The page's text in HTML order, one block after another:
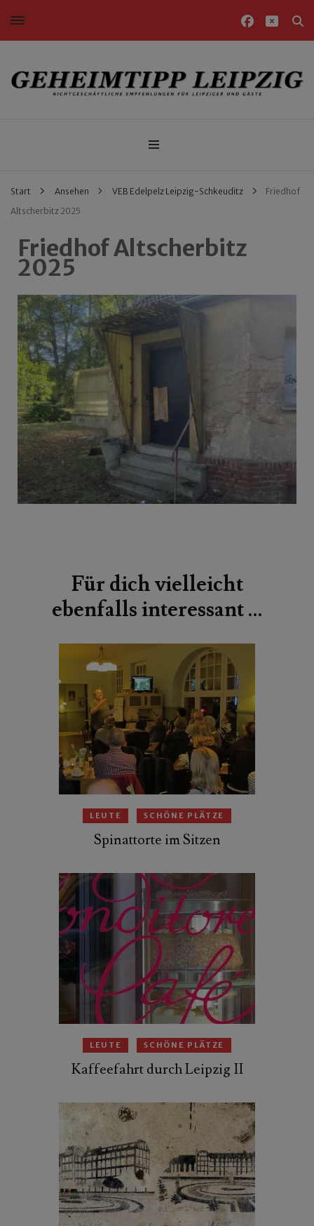
Nichtgeschäftliche Empfehlungen für Leipziger und Gäste
Start Ansehen VEB Edelpelz Leipzig-Schkeuditz
Friedhof
Altscherbitz 2025
Friedhof Altscherbitz
2025
Für dich vielleicht
ebenfalls interessant …
LEUTE SCHÖNE PLÄTZE
Spinattorte im Sitzen
LEUTE SCHÖNE PLÄTZE
Kaffeefahrt durch Leipzig II